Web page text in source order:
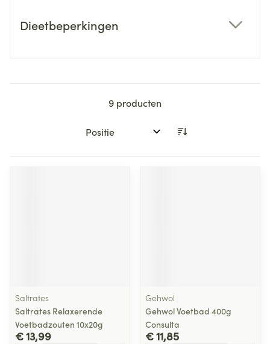
Dieetbeperkingen
9 producten
Sorteer op:
Saltrates
Saltrates Relaxerende
Voetbadzouten 10x20g
€ 13,99
Gehwol
Gehwol Voetbad 400g
Consulta
€ 11,85